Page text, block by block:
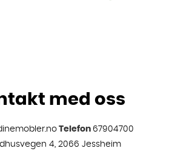
med oss
Telefon 67904700
4, 2066 Jessheim